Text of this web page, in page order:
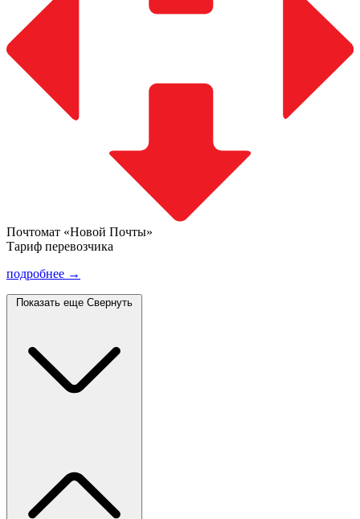
Почтомат «Новой Почты»
Тариф перевозчика
подробнее →
Показать еще Свернуть